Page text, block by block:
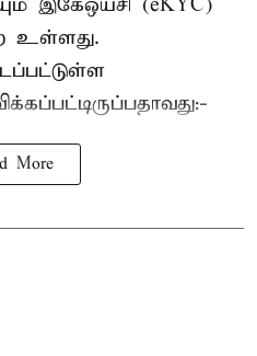
இகேஒய்சி (eKYC)
உள்ளது.
More